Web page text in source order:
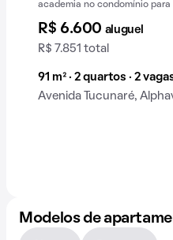
academia no condomínio para
R$ 6.600 aluguel
R$ 7.851 total
91 m² · 2 quartos · 2
Avenida Tucunaré,
Modelos de